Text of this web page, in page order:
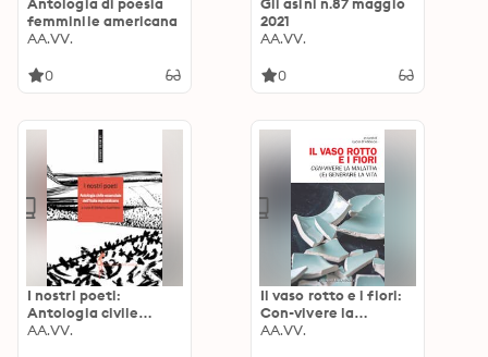
femminile americana
AA.VV.
0
2021
AA.VV.
0
I nostri poeti:
Antologia civile
essenziale dell'Italia
AA.VV.
Il vaso rotto e i fiori:
Con-vivere la
malattia (e) generare
AA.VV.